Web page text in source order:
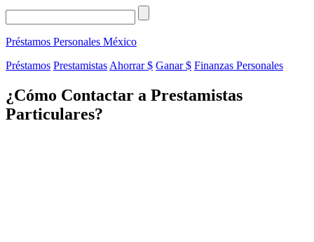
Préstamos Personales México
Préstamos Prestamistas Ahorrar $ Ganar $ Finanzas Personales
¿Cómo Contactar a Prestamistas
Particulares?